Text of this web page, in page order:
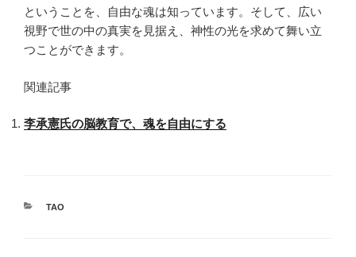
ということを、自由な魂は知っています。そして、広い
視野で世の中の真実を見据え、神性の光を求めて舞い立
つことができます。
関連記事
李承憲氏の脳教育で、魂を自由にする
カ
TAO